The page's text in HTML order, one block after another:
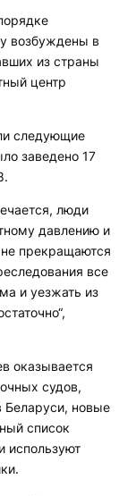
возбуждены в
из страны
центр
следующие
заведено 17
люди
давлению и
прекращаются
все
и уезжать из
оказывается
судов,
Беларуси, новые
список
используют